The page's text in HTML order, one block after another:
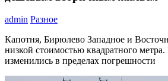
admin Разное
Капотня, Бирюлево Западное и
низкой стоимостью квадратного
изменились в пределах погрешности